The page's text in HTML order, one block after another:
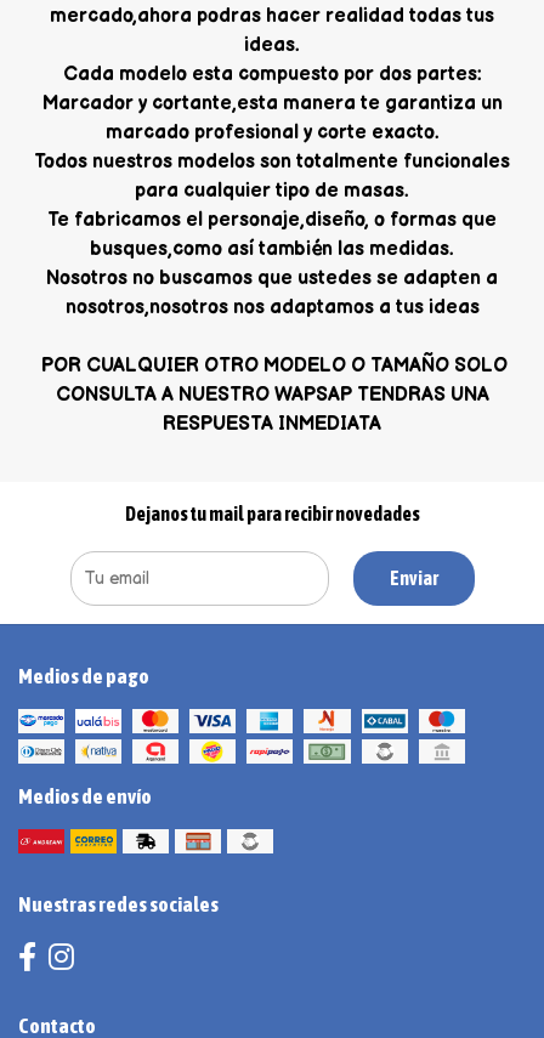
mercado,ahora podras hacer realidad todas tus
ideas.
Cada modelo esta compuesto por dos partes:
Marcador y cortante,esta manera te garantiza un
marcado profesional y corte exacto.
Todos nuestros modelos son totalmente funcionales
para cualquier tipo de masas.
Te fabricamos el personaje,diseño, o formas que
busques,como así también las medidas.
Nosotros no buscamos que ustedes se adapten a
nosotros,nosotros nos adaptamos a tus ideas
POR CUALQUIER OTRO MODELO O TAMAÑO SOLO
CONSULTA A NUESTRO WAPSAP TENDRAS UNA
RESPUESTA INMEDIATA
Dejanos tu mail para recibir novedades
Enviar
Medios de pago
Medios de envío
Nuestras redes sociales
Contacto